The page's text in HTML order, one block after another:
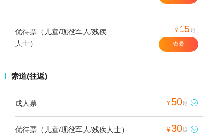
优待票（儿童/现役军人/残疾
人士）
¥ 15起
查看
索道(往返)
成人票 ¥ 50起 
优待票（儿童/现役军人/残疾人士） ¥30起 